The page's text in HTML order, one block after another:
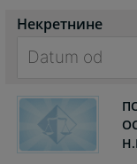
Некретнине
forward
interact